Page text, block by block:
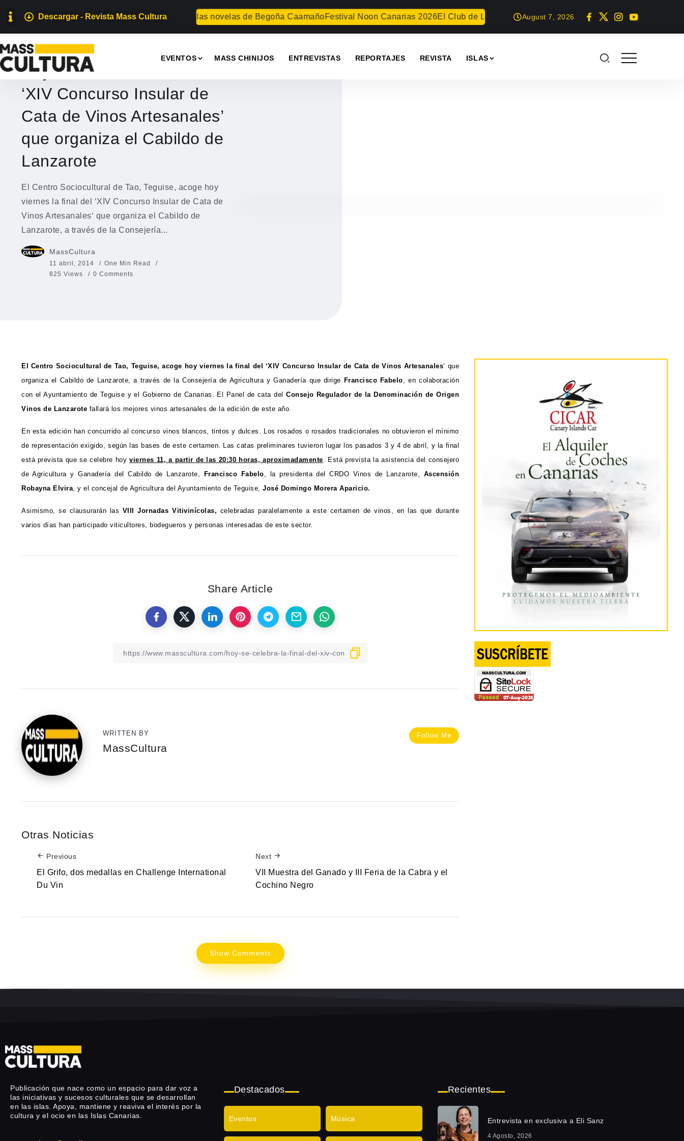
Descargar - Revista Mass CulturaPresentación de las novelas de Begoña CaamañoFestival Noon Canarias 2026El Club de Lucha inaugura las Fiestas Patronales de San
August 7, 2026
EVENTOS MASS CHINIJOS ENTREVISTAS REPORTAJES REVISTA ISLAS
GASTRONOMÍA
Hoy se celebra la final del
‘XIV Concurso Insular de
Cata de Vinos Artesanales’
que organiza el Cabildo de
Lanzarote
El Centro Sociocultural de Tao, Teguise, acoge hoy
viernes la final del ‘XIV Concurso Insular de Cata de
Vinos Artesanales‘ que organiza el Cabildo de
Lanzarote, a través de la Consejería...
MassCultura
11 abril, 2014
One Min Read
825 Views
0 Comments
El Centro Sociocultural de Tao, Teguise, acoge hoy viernes la final del ‘XIV Concurso Insular de Cata de Vinos Artesanales‘ que
organiza el Cabildo de Lanzarote, a través de la Consejería de Agricultura y Ganadería que dirige Francisco Fabelo, en colaboración
con el Ayuntamiento de Teguise y el Gobierno de Canarias. El Panel de cata del Consejo Regulador de la Denominación de Origen
Vinos de Lanzarote fallará los mejores vinos artesanales de la edición de este año.
En esta edición han concurrido al concurso vinos blancos, tintos y dulces. Los rosados o rosados tradicionales no obtuvieron el mínimo
de representación exigido, según las bases de este certamen. Las catas preliminares tuvieron lugar los pasados 3 y 4 de abril, y la final
está prevista que se celebre hoyviernes 11, a partir de las 20:30 horas, aproximadamente. Está prevista la asistencia del consejero
de Agricultura y Ganadería del Cabildo de Lanzarote,
Francisco Fabelo, la presidenta del CRDO Vinos de Lanzarote, Ascensión
Robayna Elvira, y el concejal de Agricultura del Ayuntamiento de Teguise, José Domingo Morera Aparicio.
Asimismo, se clausurarán las VIII Jornadas Vitivinícolas, celebradas paralelamente a este certamen de vinos, en las que durante
varios días han participado viticultores, bodegueros y personas interesadas de este sector.
Share Article
Follow Me
WRITTEN BY
MassCultura
Otras Noticias
Previous
El Grifo, dos medallas en Challenge International
Du Vin
Next
VII Muestra del Ganado y III Feria de la Cabra y el
Cochino Negro
Show Comments
Publicación que nace como un espacio para dar voz a
las iniciativas y sucesos culturales que se desarrollan
en las islas. Apoya, mantiene y reaviva el interés por la
cultura y el ocio en las Islas Canarias.
Destacados
Eventos Música
Recientes
Entrevista en exclusiva a Eli Sanz
4 Agosto, 2026